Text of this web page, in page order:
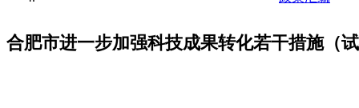
合肥市进一步加强科技成果转化若干措施（